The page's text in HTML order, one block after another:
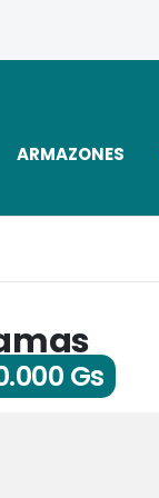
ARMAZONES
Gs